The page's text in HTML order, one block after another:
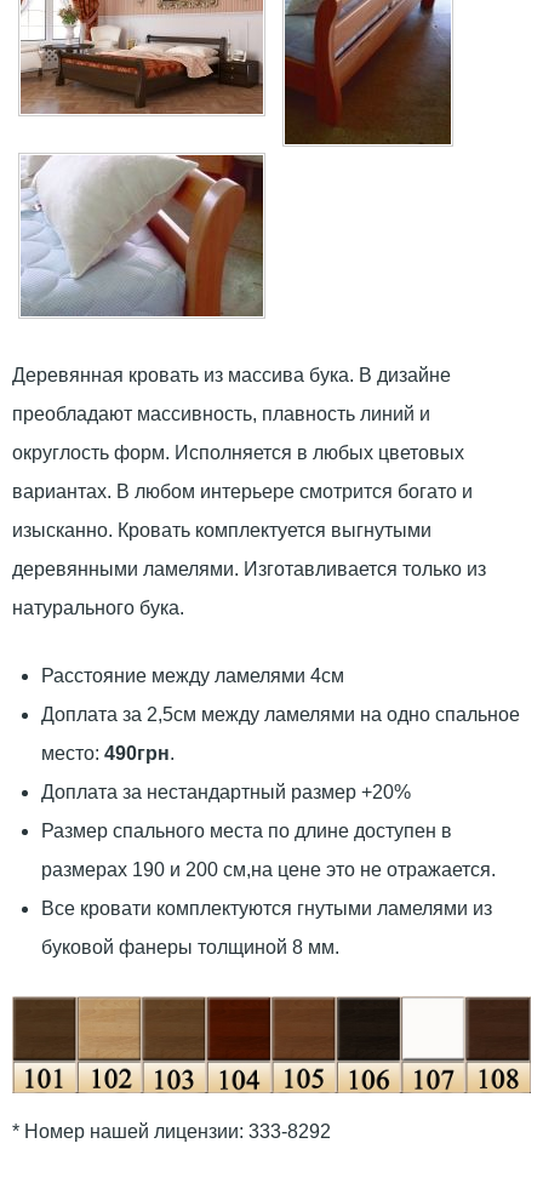
Деревянная кровать из массива бука. В дизайне
преобладают массивность, плавность линий и
округлость форм. Исполняется в любых цветовых
вариантах. В любом интерьере смотрится богато и
изысканно. Кровать комплектуется выгнутыми
деревянными ламелями. Изготавливается только из
натурального бука.
Расстояние между ламелями 4см
Доплата за 2,5см между ламелями на одно спальное
место: 490грн.
Доплата за нестандартный размер +20%
Размер спального места по длине доступен в
размерах 190 и 200 см,на цене это не отражается.
Все кровати комплектуются гнутыми ламелями из
буковой фанеры толщиной 8 мм.
* Номер нашей лицензии: 333-8292